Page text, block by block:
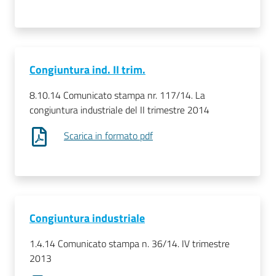
Congiuntura ind. II trim.
8.10.14 Comunicato stampa nr. 117/14. La
congiuntura industriale del II trimestre 2014
Scarica in formato pdf
Congiuntura industriale
1.4.14 Comunicato stampa n. 36/14. IV trimestre
2013